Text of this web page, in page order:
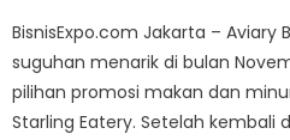
BisnisExpo.com Jakarta –
suguhan menarik di bulan
pilihan promosi makan dan
Starling Eatery. Setelah kembali